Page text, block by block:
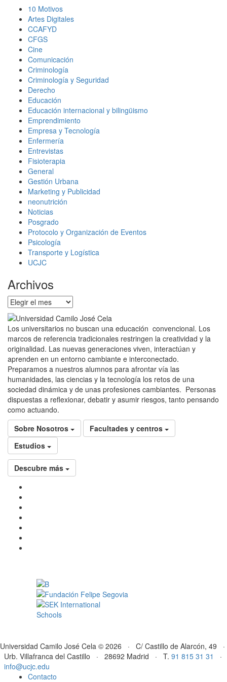
10 Motivos
Artes Digitales
CCAFYD
CFGS
Cine
Comunicación
Criminología
Criminología y Seguridad
Derecho
Educación
Educación internacional y bilingüismo
Emprendimiento
Empresa y Tecnología
Enfermería
Entrevistas
Fisioterapia
General
Gestión Urbana
Marketing y Publicidad
neonutrición
Noticias
Posgrado
Protocolo y Organización de Eventos
Psicología
Transporte y Logística
UCJC
Archivos
Archivos
Los universitarios no buscan una educación convencional. Los
marcos de referencia tradicionales restringen la creatividad y la
originalidad. Las nuevas generaciones viven, interactúan y
aprenden en un entorno cambiante e interconectado.
Preparamos a nuestros alumnos para afrontar vía las
humanidades, las ciencias y la tecnología los retos de una
sociedad dinámica y de unas profesiones cambiantes. Personas
dispuestas a reflexionar, debatir y asumir riesgos, tanto pensando
como actuando.
Sobre Nosotros
Facultades y centros
Estudios
Descubre más
Universidad Camilo José Cela © 2026 · C/ Castillo de Alarcón, 49 ·
Urb. Villafranca del Castillo · 28692 Madrid · T. 91 815 31 31
·
info@ucjc.edu
Contacto